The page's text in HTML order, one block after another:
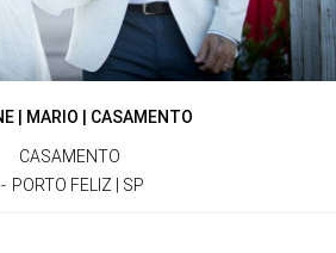
| MARIO | CASAMENTO
CASAMENTO
PORTO FELIZ | SP